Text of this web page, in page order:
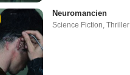
Neuromancien
Science Fiction Thriller